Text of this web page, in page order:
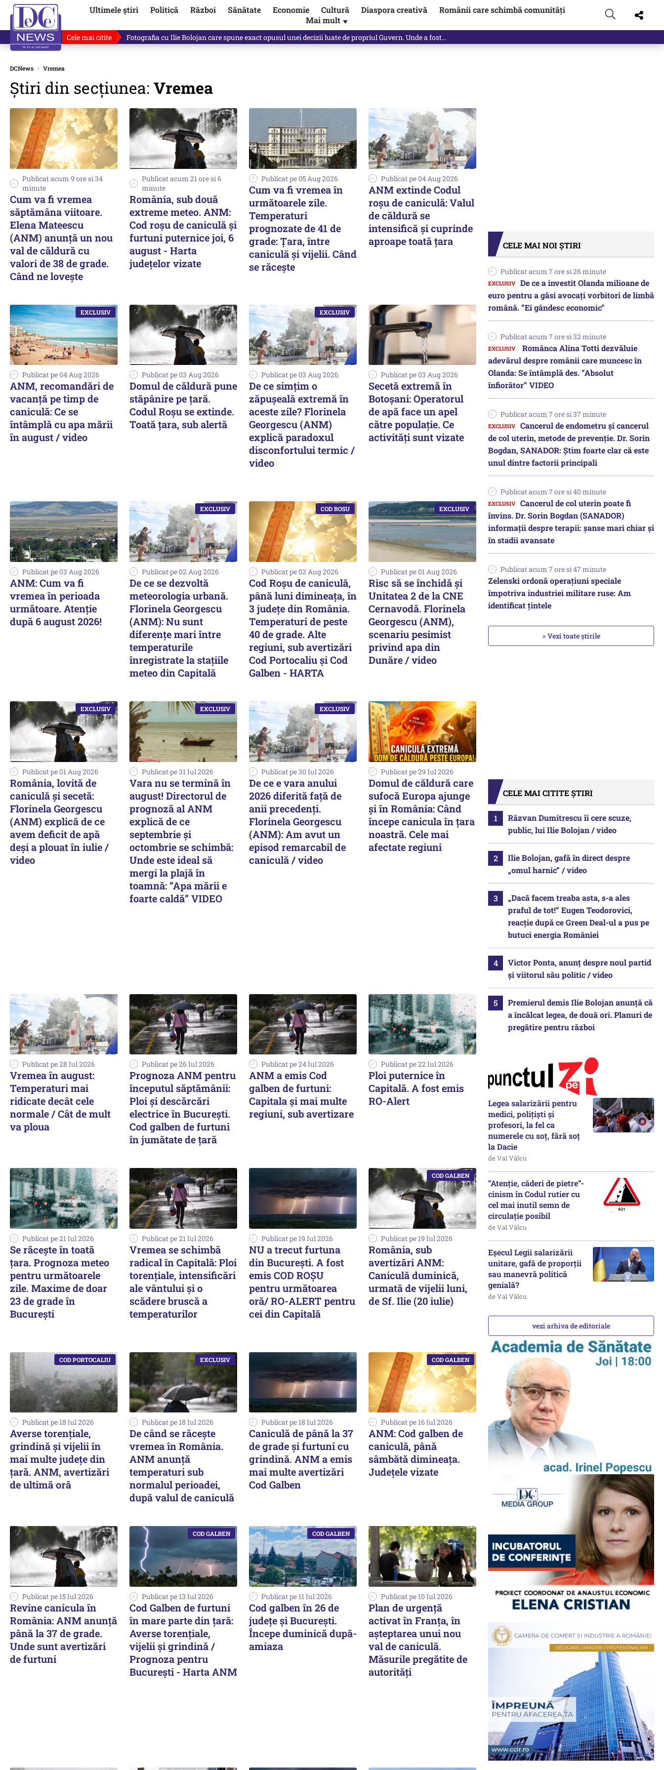
Ultimele știri Politică Război Sănătate Economie Cultură Diaspora creativă
Românii care schimbă comunități
Mai mult ▼
Cele mai citite Ilie Bolojan, gafă în direct despre „omul harnic“ / video
DCNews › Vremea
Știri din secțiunea: Vremea
Publicat acum 9 ore si 34
minute
Cum va fi vremea
săptămâna viitoare.
Elena Mateescu
(ANM) anunță un nou
val de căldură cu
valori de 38 de grade.
Când ne lovește
Publicat acum 21 ore si 6
minute
România, sub două
extreme meteo. ANM:
Cod roșu de caniculă și
furtuni puternice joi, 6
august - Harta
județelor vizate
Publicat pe 05 Aug 2026
Cum va fi vremea în
următoarele zile.
Temperaturi
prognozate de 41 de
grade: Țara, între
caniculă și vijelii. Când
se răcește
Publicat pe 04 Aug 2026
ANM extinde Codul
roșu de caniculă: Valul
de căldură se
intensifică și cuprinde
aproape toată țara
Publicat pe 04 Aug 2026
ANM, recomandări de
vacanță pe timp de
caniculă: Ce se
întâmplă cu apa mării
în august / video
Publicat pe 03 Aug 2026
Domul de căldură pune
stăpânire pe țară.
Codul Roșu se extinde.
Toată țara, sub alertă
Publicat pe 03 Aug 2026
De ce simțim o
zăpușeală extremă în
aceste zile? Florinela
Georgescu (ANM)
explică paradoxul
disconfortului termic /
video
Publicat pe 03 Aug 2026
Secetă extremă în
Botoșani: Operatorul
de apă face un apel
către populație. Ce
activități sunt vizate
Publicat pe 03 Aug 2026
ANM: Cum va fi
vremea în perioada
următoare. Atenție
după 6 august 2026!
Publicat pe 02 Aug 2026
De ce se dezvoltă
meteorologia urbană.
Florinela Georgescu
(ANM): Nu sunt
diferențe mari între
temperaturile
înregistrate la stațiile
meteo din Capitală
Publicat pe 02 Aug 2026
Cod Roşu de caniculă,
până luni dimineaţa, în
3 județe din România.
Temperaturi de peste
40 de grade. Alte
regiuni, sub avertizări
Cod Portocaliu și Cod
Galben - HARTA
Publicat pe 01 Aug 2026
Risc să se închidă și
Unitatea 2 de la CNE
Cernavodă. Florinela
Georgescu (ANM),
scenariu pesimist
privind apa din
Dunăre / video
Publicat pe 01 Aug 2026
România, lovită de
caniculă și secetă:
Florinela Georgescu
(ANM) explică de ce
avem deficit de apă
deși a plouat în iulie /
video
Publicat pe 31 Iul 2026
Vara nu se termină în
august! Directorul de
prognoză al ANM
explică de ce
septembrie și
octombrie se schimbă:
Unde este ideal să
mergi la plajă în
toamnă: ”Apa mării e
foarte caldă” VIDEO
Publicat pe 30 Iul 2026
De ce e vara anului
2026 diferită față de
anii precedenți.
Florinela Georgescu
(ANM): Am avut un
episod remarcabil de
caniculă / video
Publicat pe 29 Iul 2026
Domul de căldură care
sufocă Europa ajunge
și în România: Când
începe canicula în țara
noastră. Cele mai
afectate regiuni
Publicat pe 28 Iul 2026
Vremea în august:
Temperaturi mai
ridicate decât cele
normale / Cât de mult
va ploua
Publicat pe 26 Iul 2026
Prognoza ANM pentru
începutul săptămânii:
Ploi și descărcări
electrice în București.
Cod galben de furtuni
în jumătate de țară
Publicat pe 24 Iul 2026
ANM a emis Cod
galben de furtuni:
Capitala și mai multe
regiuni, sub avertizare
Publicat pe 22 Iul 2026
Ploi puternice în
Capitală. A fost emis
RO-Alert
Publicat pe 21 Iul 2026
Se răcește în toată
țara. Prognoza meteo
pentru următoarele
zile. Maxime de doar
23 de grade în
București
Publicat pe 21 Iul 2026
Vremea se schimbă
radical în Capitală: Ploi
torențiale, intensificări
ale vântului și o
scădere bruscă a
temperaturilor
Publicat pe 19 Iul 2026
NU a trecut furtuna
din București. A fost
emis COD ROȘU
pentru următoarea
oră/ RO-ALERT pentru
cei din Capitală
Publicat pe 19 Iul 2026
România, sub
avertizări ANM:
Caniculă duminică,
urmată de vijelii luni,
de Sf. Ilie (20 iulie)
Publicat pe 18 Iul 2026
Averse torențiale,
grindină și vijelii în
mai multe județe din
țară. ANM, avertizări
de ultimă oră
Publicat pe 18 Iul 2026
De când se răcește
vremea în România.
ANM anunță
temperaturi sub
normalul perioadei,
după valul de caniculă
Publicat pe 18 Iul 2026
Caniculă de până la 37
de grade și furtuni cu
grindină. ANM a emis
mai multe avertizări
Cod Galben
Publicat pe 16 Iul 2026
ANM: Cod galben de
caniculă, până
sâmbătă dimineaţa.
Județele vizate
Publicat pe 15 Iul 2026
Revine canicula în
România: ANM anunță
până la 37 de grade.
Unde sunt avertizări
de furtuni
Publicat pe 13 Iul 2026
Cod Galben de furtuni
în mare parte din țară:
Averse torențiale,
vijelii și grindină /
Prognoza pentru
București - Harta ANM
Publicat pe 11 Iul 2026
Cod galben în 26 de
judeţe şi Bucureşti.
Începe duminică după-
amiaza
Publicat pe 10 Iul 2026
Plan de urgență
activat în Franța, în
așteptarea unui nou
val de caniculă.
Măsurile pregătite de
autorități
CELE MAI NOI ȘTIRI
Publicat acum 7 ore si 26 minute
De ce a investit Olanda milioane de
euro pentru a găsi avocați vorbitori de limbă
română. ”Ei gândesc economic”
Publicat acum 7 ore si 32 minute
Românca Alina Totti dezvăluie
adevărul despre românii care muncesc în
Olanda: Se întâmplă des. ”Absolut
înfiorător” VIDEO
Publicat acum 7 ore si 37 minute
Cancerul de endometru și cancerul
de col uterin, metode de prevenție. Dr. Sorin
Bogdan, SANADOR: Știm foarte clar că este
unul dintre factorii principali
Publicat acum 7 ore si 40 minute
Cancerul de col uterin poate fi
învins. Dr. Sorin Bogdan (SANADOR)
informații despre terapii: șanse mari chiar și
în stadii avansate
Publicat acum 7 ore si 47 minute
Zelenski ordonă operațiuni speciale
împotriva industriei militare ruse: Am
identificat țintele
» Vezi toate știrile
CELE MAI CITITE ȘTIRI
Răzvan Dumitrescu îi cere scuze,
public, lui Ilie Bolojan / video
Ilie Bolojan, gafă în direct despre
„omul harnic“ / video
„Dacă facem treaba asta, s-a ales
praful de tot!” Eugen Teodorovici,
reacție după ce Green Deal-ul a pus pe
butuci energia României
Victor Ponta, anunț despre noul partid
și viitorul său politic / video
Premierul demis Ilie Bolojan anunță că
a încălcat legea, de două ori. Planuri de
pregătire pentru război
Legea salarizării pentru
medici, polițiști și
profesori, la fel ca
numerele cu soț, fără soț
la Dacie
de Val Vâlcu
”Atenție, căderi de pietre”-
cinism în Codul rutier cu
cel mai inutil semn de
circulație posibil
de Val Vâlcu
Eșecul Legii salarizării
unitare, gafă de proporții
sau manevră politică
genială?
de Val Vâlcu
vezi arhiva de editoriale